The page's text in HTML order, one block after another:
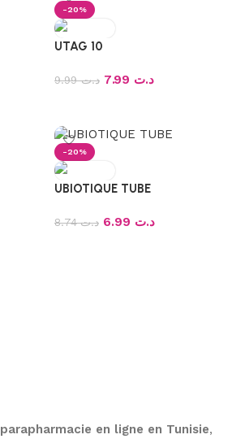
-20%
UTAG 10
د.ت9.99 د.ت
-20%
UBIOTIQUE TUBE
د.ت8.74 د.ت
parapharmacie en ligne en Tunisie,